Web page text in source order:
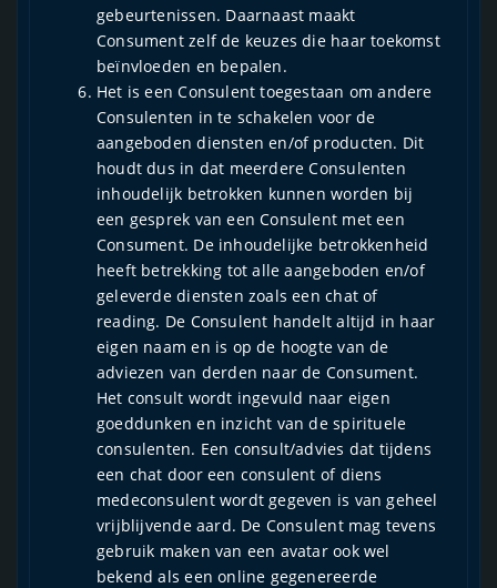
gebeurtenissen. Daarnaast maakt
Consument zelf de keuzes die haar toekomst
beïnvloeden en bepalen.
Het is een Consulent toegestaan om andere
Consulenten in te schakelen voor de
aangeboden diensten en/of producten. Dit
houdt dus in dat meerdere Consulenten
inhoudelijk betrokken kunnen worden bij
een gesprek van een Consulent met een
Consument. De inhoudelijke betrokkenheid
heeft betrekking tot alle aangeboden en/of
geleverde diensten zoals een chat of
reading. De Consulent handelt altijd in haar
eigen naam en is op de hoogte van de
adviezen van derden naar de Consument.
Het consult wordt ingevuld naar eigen
goeddunken en inzicht van de spirituele
consulenten. Een consult/advies dat tijdens
een chat door een consulent of diens
medeconsulent wordt gegeven is van geheel
vrijblijvende aard. De Consulent mag tevens
gebruik maken van een avatar ook wel
bekend als een online gegenereerde